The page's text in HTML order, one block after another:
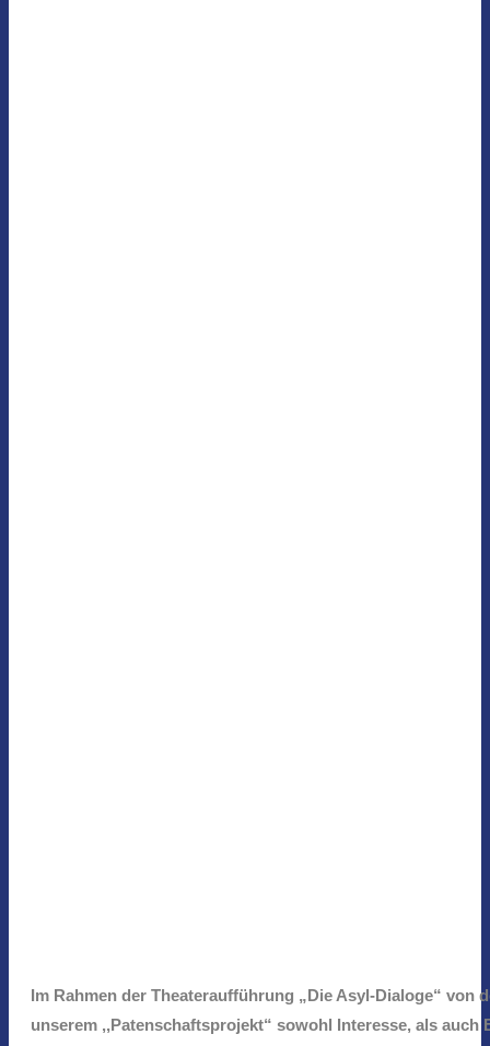
Im Rahmen der Theateraufführung „Die Asyl-Dialoge“
unserem ,,Patenschaftsprojekt“ sowohl Interesse, als